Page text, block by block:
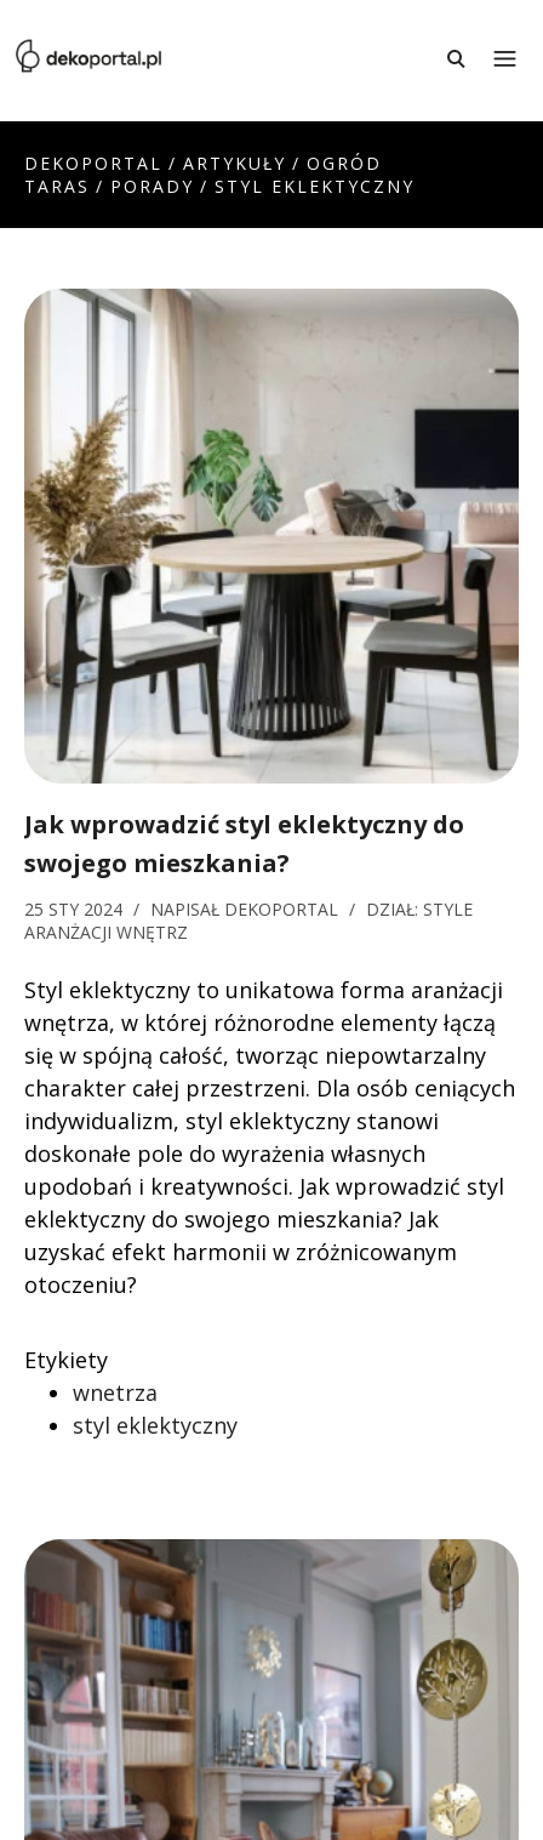
DEKOPORTAL / ARTYKUŁY / OGRÓD
TARAS / PORADY / STYL EKLEKTYCZNY
Jak wprowadzić styl eklektyczny do
swojego mieszkania?
25 STY 2024 / NAPISAŁ DEKOPORTAL / DZIAŁ: STYLE
ARANŻACJI WNĘTRZ
Styl eklektyczny to unikatowa forma aranżacji
wnętrza, w której różnorodne elementy łączą
się w spójną całość, tworząc niepowtarzalny
charakter całej przestrzeni. Dla osób ceniących
indywidualizm, styl eklektyczny stanowi
doskonałe pole do wyrażenia własnych
upodobań i kreatywności. Jak wprowadzić styl
eklektyczny do swojego mieszkania? Jak
uzyskać efekt harmonii w zróżnicowanym
otoczeniu?
Etykiety
wnetrza
styl eklektyczny